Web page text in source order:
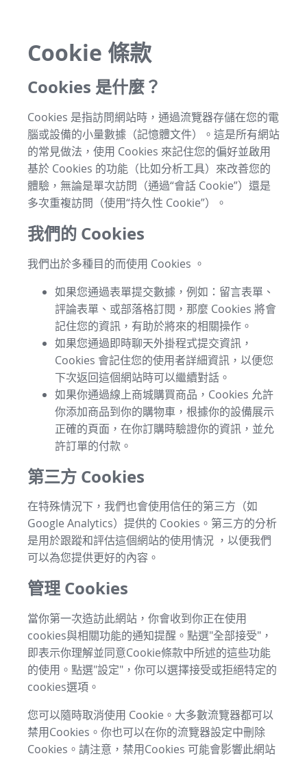
Cookie 條款
Cookies 是什麼？
Cookies 是指訪問網站時，通過流覽器存儲在您的電
腦或設備的小量數據（記憶體文件）。這是所有網站
的常見做法，使用 Cookies 來記住您的偏好並啟用
基於 Cookies 的功能（比如分析工具）來改善您的
體驗，無論是單次訪問（通過“會話 Cookie”）還是
多次重複訪問（使用“持久性 Cookie”）。
我們的 Cookies
我們出於多種目的而使用 Cookies 。
如果您通過表單提交數據，例如：留言表單、
評論表單、或部落格訂閱，那麼 Cookies 將會
記住您的資訊，有助於將來的相關操作。
如果您通過即時聊天外掛程式提交資訊，
Cookies 會記住您的使用者詳細資訊，以便您
下次返回這個網站時可以繼續對話。
如果你通過線上商城購買商品，Cookies 允許
你添加商品到你的購物車，根據你的設備展示
正確的頁面，在你訂購時驗證你的資訊，並允
許訂單的付款。
第三方 Cookies
在特殊情況下，我們也會使用信任的第三方（如
Google Analytics）提供的 Cookies。第三方的分析
是用於跟蹤和評估這個網站的使用情況 ，以便我們
可以為您提供更好的內容。
管理 Cookies
當你第一次造訪此網站，你會收到你正在使用
cookies與相關功能的通知提醒。點選"全部接受"，
即表示你理解並同意Cookie條款中所述的這些功能
的使用。點選"設定"，你可以選擇接受或拒絕特定的
cookies選項。
您可以隨時取消使用 Cookie。大多數流覽器都可以
禁用Cookies。你也可以在你的流覽器設定中刪除
Cookies。請注意，禁用Cookies 可能會影響此網站